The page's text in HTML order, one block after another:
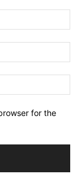
for the